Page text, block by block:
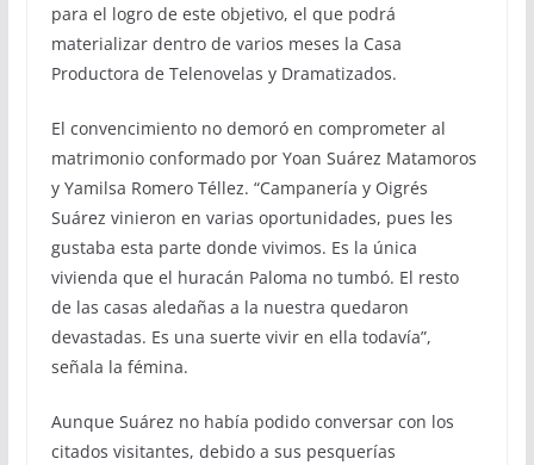
para el logro de este objetivo, el que podrá
materializar dentro de varios meses la Casa
Productora de Telenovelas y Dramatizados.
El convencimiento no demoró en comprometer al
matrimonio conformado por Yoan Suárez Matamoros
y Yamilsa Romero Téllez. “Campanería y Oigrés
Suárez vinieron en varias oportunidades, pues les
gustaba esta parte donde vivimos. Es la única
vivienda que el huracán Paloma no tumbó. El resto
de las casas aledañas a la nuestra quedaron
devastadas. Es una suerte vivir en ella todavía”,
señala la fémina.
Aunque Suárez no había podido conversar con los
citados visitantes, debido a sus pesquerías